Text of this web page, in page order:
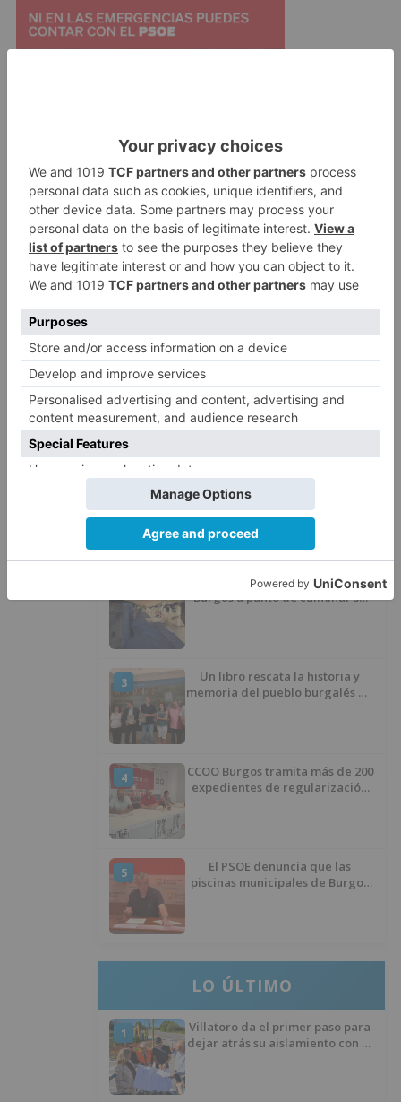
Finalmente, asegura que en ningún momento
han estado en contra de la concesión demanial
de 'El Plantío' pero remarca "que no bajo estos
condicionantes y sin planificación alguna".
pp acudirá vía judicial defender
ciudad
frente concesión
Barrio (PSOE) denuncia que la
apertura del Castillo responde a
“una foto” y no a la culminación
del proyecto
El poblado de El Encuentro de
Burgos a punto de culminar su
3
Un libro rescata la historia y
memoria del pueblo burgalés de
4
CCOO Burgos tramita más de 200
expedientes de regularización
5
El PSOE denuncia que las
piscinas municipales de Burgos
LO ÚLTIMO
1
Villatoro da el primer paso para
dejar atrás su aislamiento con el